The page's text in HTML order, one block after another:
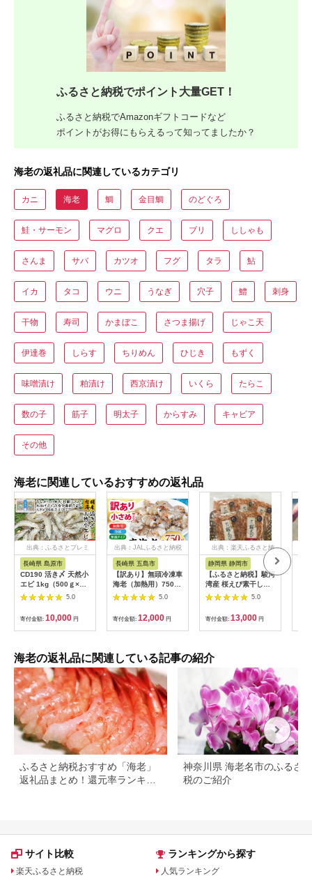
ふるさと納税でポイント大量GET！
ふるさと納税でAmazonギフトコードなど
ポイントがお得にもらえるって知ってましたか？
海老の返礼品に関連しているカテゴリ
カニ 海老 鯛 金目鯛 のどぐろ
鮭・サーモン マグロ クエ ブリ ししゃも
さんま サバ カツオ フグ タラ 鮎
イカ タコ ウニ うなぎ 穴子 鱧 刺身
干物 寿司 かまぼこ さつま揚げ じゃこ天
伊達巻 しらす ちりめん ひじき もずく
味噌漬け 粕漬け 西京漬け いくら たらこ
数の子 筋子 明太子 からすみ キャビア
その他
海老に関連しているおすすめの返礼品
出典：ふるさとプレミ
長崎県 島原市
CD190 活き〆 天然小
エビ 1kg（500ｇ×2
パック）
5.0
寄付金額: 10,000 円
出典：JALふるさと納税
長崎県 五島市
【訳あり】無頭冷凍車
海老（加熱用）750g
(250gx3P) 五島市／
拓水 五島事業場
[PCU009]
5.0
寄付金額: 12,000 円
出典：楽天ふるさと納
静岡県 静岡市
【ふるさと納税】駿河
湾産 桜えび素干し
25g×5袋（合計
125g）◇ | 海鮮 海産
物 桜エビ 乾物 たこや
き 焼きそば 海の幸 静
岡県産
5.0
寄付金額: 13,000 円
海老の返礼品に関連している記事の紹介
ふるさと納税おすすめ「海老」
返礼品まとめ！還元率ランキン
神奈川県 海老名市のふるさ
税のご紹介
サイト比較
楽天ふるさと納税
ランキングから探す
人気ランキング